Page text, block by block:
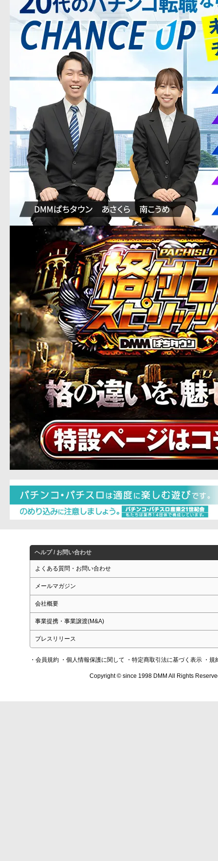
ヘルプ / お問い合わせ
よくある質問・お問い合わせ
メールマガジン
会社概要
事業提携・事業譲渡(M&A)
プレスリリース
・会員規約 ・個人情報保護に関して ・特定商取引法に基づく表示 ・規
Copyright © since 1998 DMM All Rights